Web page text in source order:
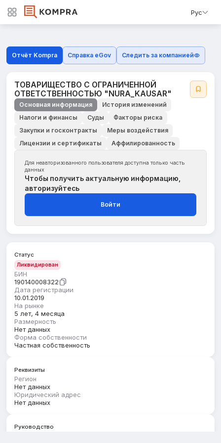
Рус
Отчёт Kompra Справка eGov Следить за компанией
ТОВАРИЩЕСТВО С ОГРАНИЧЕННОЙ
ОТВЕТСТВЕННОСТЬЮ "NURA_KAUSAR"
Основная информация
История изменений
Налоги и финансы
Суды
Факторы риска
Закупки и госконтракты
Меры воздействия
Лицензии и сертификаты
Аффилированность
Для неавторизованного пользователя доступна только часть
данных
Чтобы получить актуальную информацию,
авторизуйтесь
Войти
Статус
Ликвидирован
БИН
190140008322
Дата регистрации
10.01.2019
На рынке
5 лет, 4 месяца
Размерность
Нет данных
Форма собственности
Частная собственность
Реквизиты
Регион
Нет данных
Юридический адрес
Нет данных
Руководство